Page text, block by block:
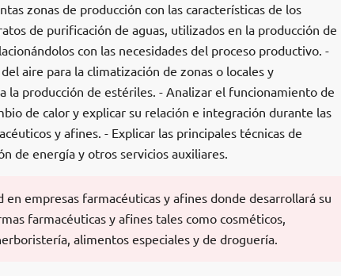
zonas de producción con las características de los
de purificación de aguas, utilizados en la producción de
con las necesidades del proceso productivo. -
aire para la climatización de zonas o locales y
la producción de estériles. - Analizar el funcionamiento de
de calor y explicar su relación e integración durante las
y afines. - Explicar las principales técnicas de
de energía y otros servicios auxiliares.
empresas farmacéuticas y afines donde desarrollará su
farmacéuticas y afines tales como cosméticos,
alimentos especiales y de droguería.